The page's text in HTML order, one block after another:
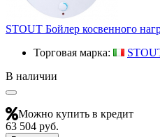
STOUT Бойлер косвенного
Торговая марка:
В наличии
Можно купить в кредит
63 504 руб.